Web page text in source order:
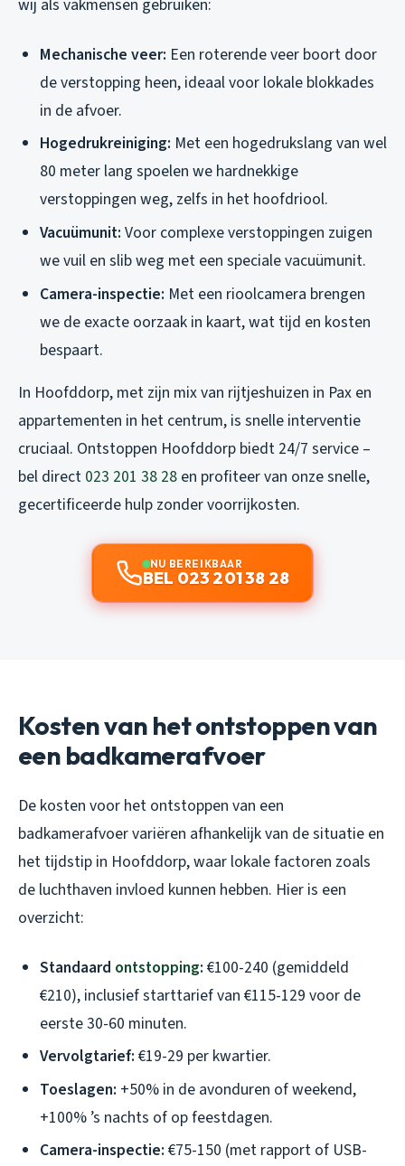
wij als vakmensen gebruiken:
Mechanische veer: Een roterende veer boort door
de verstopping heen, ideaal voor lokale blokkades
in de afvoer.
Hogedrukreiniging: Met een hogedrukslang van wel
80 meter lang spoelen we hardnekkige
verstoppingen weg, zelfs in het hoofdriool.
Vacuümunit: Voor complexe verstoppingen zuigen
we vuil en slib weg met een speciale vacuümunit.
Camera-inspectie: Met een rioolcamera brengen
we de exacte oorzaak in kaart, wat tijd en kosten
bespaart.
In Hoofddorp, met zijn mix van rijtjeshuizen in Pax en
appartementen in het centrum, is snelle interventie
cruciaal. Ontstoppen Hoofddorp biedt 24/7 service –
bel direct 023 201 38 28 en profiteer van onze snelle,
gecertificeerde hulp zonder voorrijkosten.
NU BEREIKBAAR
BEL 023 201 38 28
Kosten van het ontstoppen van
een badkamerafvoer
De kosten voor het ontstoppen van een
badkamerafvoer variëren afhankelijk van de situatie en
het tijdstip in Hoofddorp, waar lokale factoren zoals
de luchthaven invloed kunnen hebben. Hier is een
overzicht:
Standaard ontstopping: €100-240 (gemiddeld
€210), inclusief starttarief van €115-129 voor de
eerste 30-60 minuten.
Vervolgtarief: €19-29 per kwartier.
Toeslagen: +50% in de avonduren of weekend,
+100% ’s nachts of op feestdagen.
Camera-inspectie: €75-150 (met rapport of USB-